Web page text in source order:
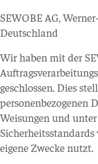
SEWOBE AG,
Deutschland
Wir haben mit der
geschlossen. Dies
personenbezogenen
Weisungen und
eigene Zwecke nutzt.